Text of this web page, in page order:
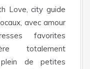
Love, city guide
avec amour
favorites
totalement
de petites